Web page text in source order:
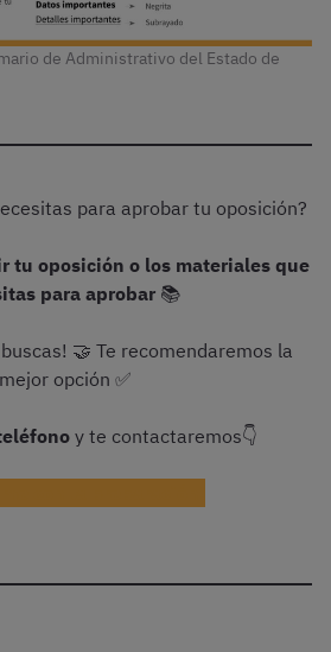
de Administrativo del Estado de
para aprobar tu oposición?
tu oposición o los materiales que
para aprobar 📚
🤝 Te recomendaremos la
mejor opción ✅
y te contactaremos👇